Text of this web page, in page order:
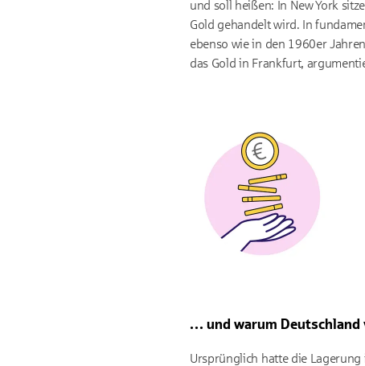
und soll heißen: In New York
Gold gehandelt wird. In
ebenso wie in den 1960er
das Gold in Frankfurt,
… und warum
Ursprünglich hatte die Lagerung